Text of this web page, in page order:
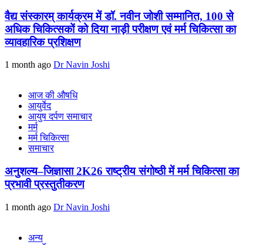
वैद्य संस्कारम् कार्यक्रम में डॉ. नवीन जोशी सम्मानित, 100 से
अधिक चिकित्सकों को दिया नाड़ी परीक्षण एवं मर्म चिकित्सा का
व्यावहारिक प्रशिक्षण
1 month ago Dr Navin Joshi
आज की औषधि
आयुर्वेद
आयुष दर्पण समाचार
मर्म
मर्म चिकित्सा
समाचार
अनुशल्य–जिज्ञासा 2K26 राष्ट्रीय संगोष्ठी में मर्म चिकित्सा का
प्रभावी प्रस्तुतीकरण
1 month ago Dr Navin Joshi
अन्य